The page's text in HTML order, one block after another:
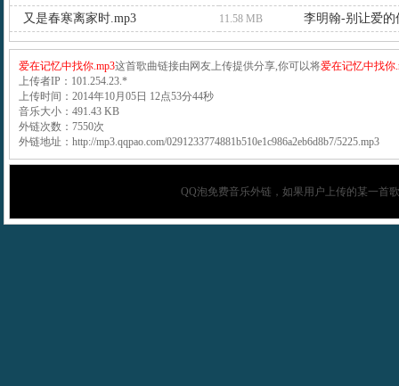
又是春寒离家时.mp3
11.58 MB 李明翰-别让爱的
爱在记忆中找你.mp3这首歌曲链接由网友上传提供分享,你可以将爱在记忆中找你
上传者IP：101.254.23.*
上传时间：2014年10月05日 12点53分44秒
音乐大小：491.43 KB
外链次数：7550次
外链地址：http://mp3.qqpao.com/0291233774881b510e1c986a2eb6d8b7/5225.mp3
QQ泡免费音乐外链，如果用户上传的某一首